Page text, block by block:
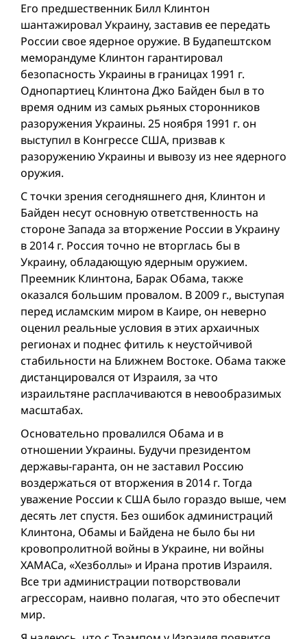
Его предшественник Билл Клинтон
шантажировал Украину, заставив ее передать
России свое ядерное оружие. В Будапештском
меморандуме Клинтон гарантировал
безопасность Украины в границах 1991 г.
Однопартиец Клинтона Джо Байден был в то
время одним из самых рьяных сторонников
разоружения Украины. 25 ноября 1991 г. он
выступил в Конгрессе США, призвав к
разоружению Украины и вывозу из нее ядерного
оружия.
С точки зрения сегодняшнего дня, Клинтон и
Байден несут основную ответственность на
стороне Запада за вторжение России в Украину
в 2014 г. Россия точно не вторглась бы в
Украину, обладающую ядерным оружием.
Преемник Клинтона, Барак Обама, также
оказался большим провалом. В 2009 г., выступая
перед исламским миром в Каире, он неверно
оценил реальные условия в этих архаичных
регионах и поднес фитиль к неустойчивой
стабильности на Ближнем Востоке. Обама также
дистанцировался от Израиля, за что
израильтяне расплачиваются в невообразимых
масштабах.
Oсновательно провалился Обама и в
отношении Украины. Будучи президентом
державы-гаранта, он не заставил Россию
воздержаться от вторжения в 2014 г. Тогда
уважение России к США было гораздо выше, чем
десять лет спустя. Без ошибок администраций
Клинтонa, Обамы и Байдена не было бы ни
кровопролитной вой­ны в Украине, ни вой­ны
ХАМАСa, «Хезболлы» и Ирана против Израиля.
Все три администрации потворствовали
агрессорам, наивно полагая, что это обеспечит
мир.